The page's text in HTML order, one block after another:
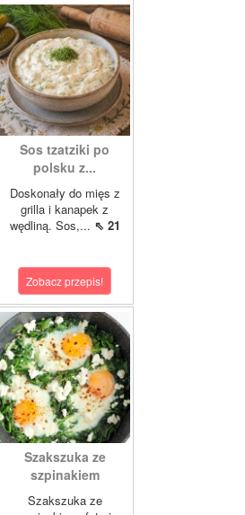
Sos tzatziki po
polsku z...
Doskonały do mięs z
grilla i kanapek z
wędliną. Sos,... ⇖ 21
Zobacz przepis!
Szakszuka ze
szpinakiem
Szakszuka ze